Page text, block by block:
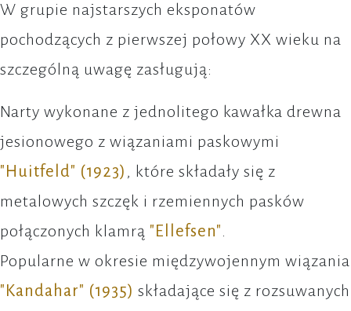
W grupie najstarszych eksponatów
pochodzących z pierwszej połowy XX wieku na
szczególną uwagę zasługują:
Narty wykonane z jednolitego kawałka drewna
jesionowego z wiązaniami paskowymi
"Huitfeld" (1923) , które składały się z
metalowych szczęk i rzemiennych pasków
połączonych klamrą "Ellefsen"
Popularne w okresie międzywojennym wiązania
"Kandahar" (1935) składające się z rozsuwanych